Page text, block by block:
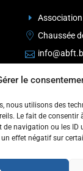
le
nous utilisons des
Le fait de
navigation ou les
effet négatif sur
Chaussée